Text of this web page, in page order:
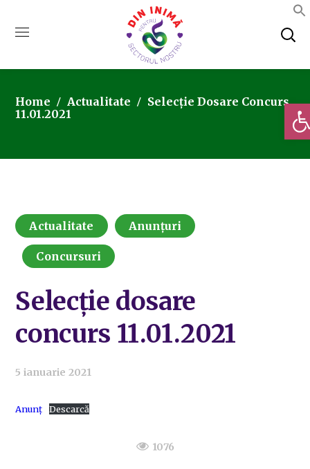
Home Actualitate
Selecție Dosare Concurs
11.01.2021
Actualitate Anunțuri
Concursuri
Selecție dosare
concurs 11.01.2021
5 ianuarie 2021
Anunț Descarcă
1076